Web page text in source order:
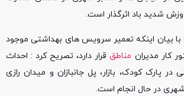
شدید باد اثرگذار است.
با بیان اینکه تعمیر سرویس های بهداشتی موجود
کار مدیران مناطققرار دارد، تصریح کرد : احداث
پارک کودک، بازار، پل جانبازان و میدان رازی
در حال انجام است.